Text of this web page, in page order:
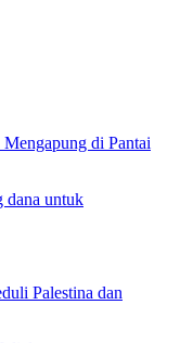
di Pantai
Palestina dan